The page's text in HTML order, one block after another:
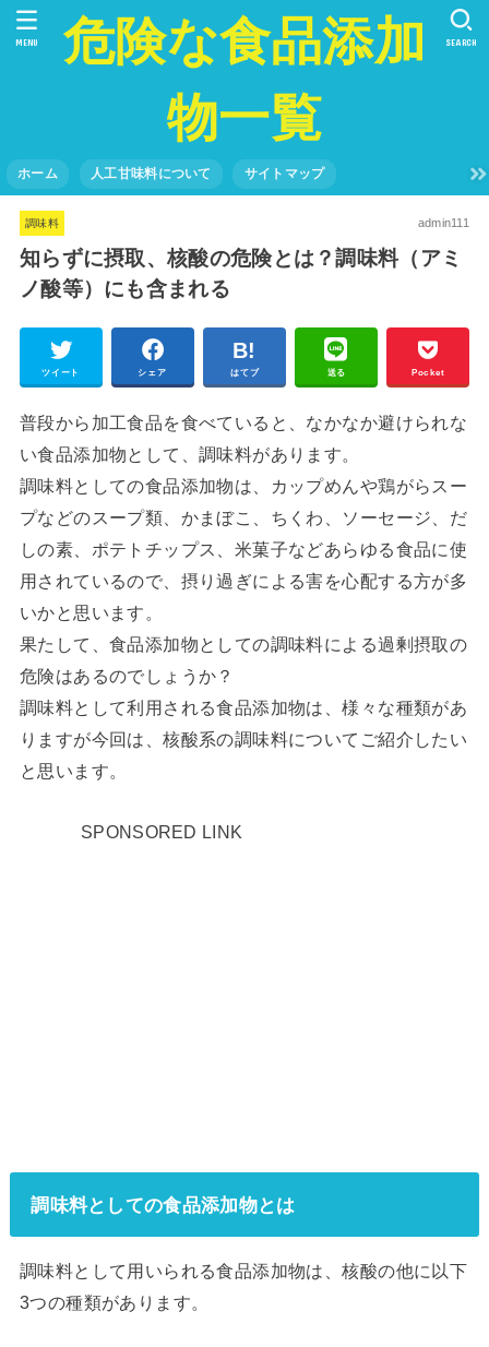
危険な食品添加
物一覧
ホーム 人工甘味料について サイトマップ
SEARCH
MENU
調味料 admin111
知らずに摂取、核酸の危険とは？調味料（アミ
ノ酸等）にも含まれる
ツイート シェア はてブ 送る Pocket
普段から加工食品を食べていると、なかなか避けられな
い食品添加物として、調味料があります。
調味料としての食品添加物は、カップめんや鶏がらスー
プなどのスープ類、かまぼこ、ちくわ、ソーセージ、だ
しの素、ポテトチップス、米菓子などあらゆる食品に使
用されているので、摂り過ぎによる害を心配する方が多
いかと思います。
果たして、食品添加物としての調味料による過剰摂取の
危険はあるのでしょうか？
調味料として利用される食品添加物は、様々な種類があ
りますが今回は、核酸系の調味料についてご紹介したい
と思います。
SPONSORED LINK
調味料としての食品添加物とは
調味料として用いられる食品添加物は、核酸の他に以下
3つの種類があります。